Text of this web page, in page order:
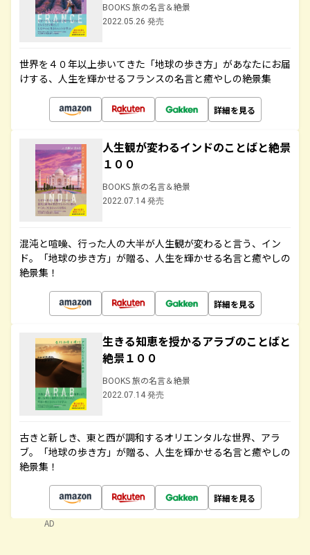
BOOKS 旅の名言＆絶景
2022.05.26 発売
世界を４０年以上歩いてきた「地球の歩き方」があなたにお届
けする、人生を輝かせるフランスの名言と癒やしの絶景集
詳細を見る
人生観が変わるインドのことばと絶景
１００
BOOKS 旅の名言＆絶景
2022.07.14 発売
混沌と喧噪、行った人の大半が人生観が変わると言う、イン
ド。「地球の歩き方」が贈る、人生を輝かせる名言と癒やしの
絶景集！
詳細を見る
生きる知恵を授かるアラブのことばと
絶景１００
BOOKS 旅の名言＆絶景
2022.07.14 発売
古きと新しき、東と西が調和するオリエンタルな世界、アラ
ブ。「地球の歩き方」が贈る、人生を輝かせる名言と癒やしの
絶景集！
詳細を見る
AD